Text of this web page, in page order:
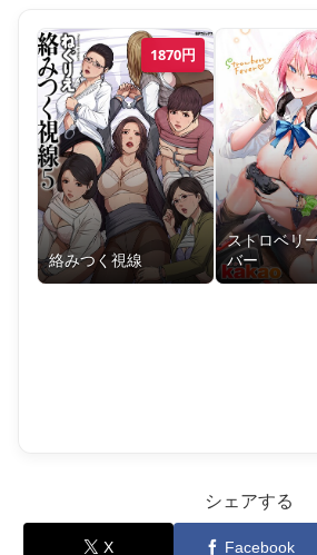
1870円
絡みつく視線
ストロベリ
バー
シェアする
X Facebook